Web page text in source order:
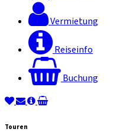
Vermietung
Reiseinfo
Buchung
Touren